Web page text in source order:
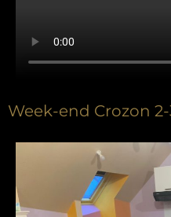
Week-end Crozon